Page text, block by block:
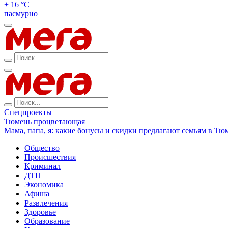
+ 16 °С
пасмурно
Спецпроекты
Тюмень процветающая
Мама, папа, я: какие бонусы и скидки предлагают семьям в
Общество
Происшествия
Криминал
ДТП
Экономика
Афиша
Развлечения
Здоровье
Образование